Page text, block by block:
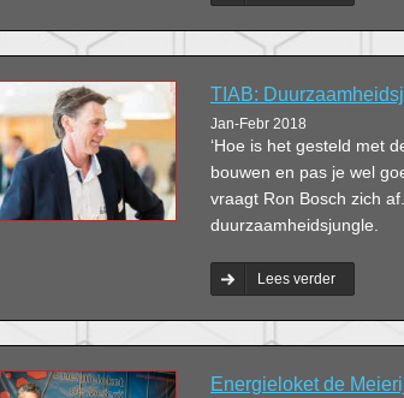
TIAB:
Jan-Febr 2018
‘Hoe is het gesteld met
bouwen en pas je wel
vraagt Ron Bosch zich
duurzaamheidsjungle.
Lees verder
Energieloket de